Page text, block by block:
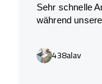
Sehr schnelle
während
438alav